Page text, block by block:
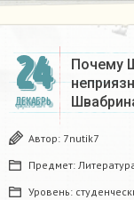
24
ДЕКАБРЬ
Почему
Автор: 7nutik7
Предмет:
Уровень: